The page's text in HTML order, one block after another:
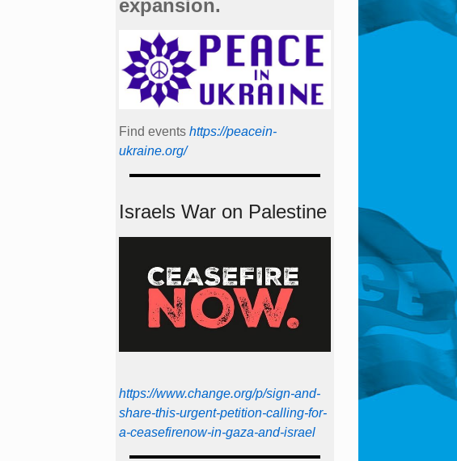
expansion.
Find events https://peace­in­
ukraine.org/
Israels War on Palestine
https://www.change.org/p/sign-and-
share-this-urgent-petition-calling-for-
a-ceasefirenow-in-gaza-and-israel